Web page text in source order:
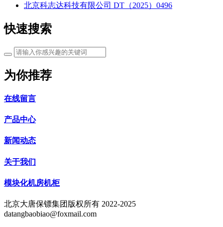
北京科志达科技有限公司 DT（2025）0496
快速搜索
为你推荐
在线留言
产品中心
新闻动态
关于我们
模块化机房机柜
北京大唐保镖集团版权所有 2022-2025
datangbaobiao@foxmail.com